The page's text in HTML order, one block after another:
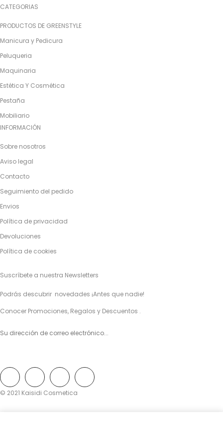
CATEGORIAS
PRODUCTOS DE GREENSTYLE
Manicura y Pedicura
Peluqueria
Maquinaria
Estética Y Cosmética
Pestaña
Mobiliario
INFORMACIÓN
Sobre nosotros
Aviso legal
Contacto
Seguimiento del pedido
Envios
Política de privacidad
Devoluciones
Política de cookies
Suscríbete a nuestra Newsletters
Podrás descubrir novedades ¡Antes que nadie!
Conocer Promociones, Regalos y Descuentos .
© 2021 Kaisidi Cosmetica